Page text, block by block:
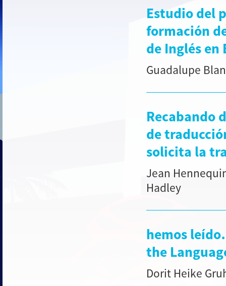
Estudio del
formación
de Inglés en
Guadalupe
Recabando
de
solicita la
Jean
Hadley
hemos
the
Dorit Heike